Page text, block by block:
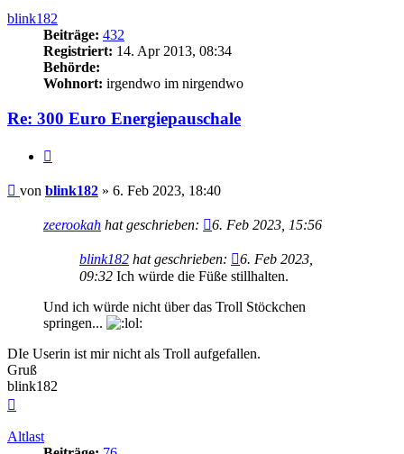
blink182
Beiträge: 432
Registriert: 14. Apr 2013, 08:34
Behörde:
Wohnort: irgendwo im nirgendwo
Re: 300 Euro Energiepauschale
Beitrag
von blink182 » 6. Feb 2023, 18:40
zeerookah hat geschrieben: 6. Feb 2023, 15:56
blink182 hat geschrieben:
6. Feb 2023,
09:32 Ich würde die Füße stillhalten.
Und ich würde nicht über das Troll Stöckchen
springen...
DIe Userin ist mir nicht als Troll aufgefallen.
Gruß
blink182
Altlast